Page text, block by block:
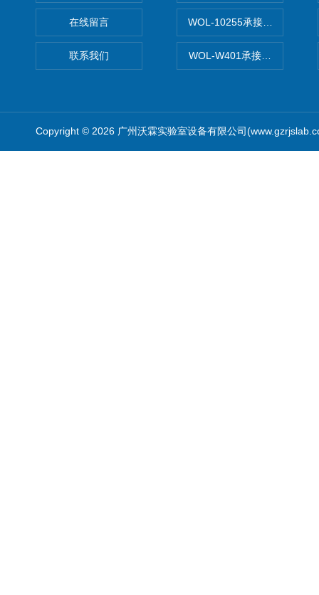
在线留言
联系我们
WOL-10255承接清远电子
WOL-W401承接食品QS认
Copyright © 2026 广州沃霖实验室设备有限公司